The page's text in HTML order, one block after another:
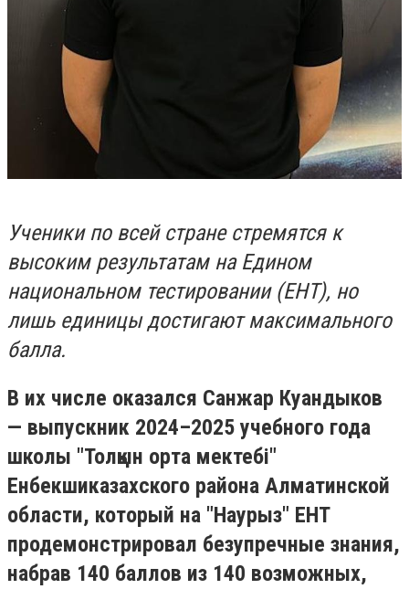
Ученики по всей стране стремятся к
высоким результатам на Едином
национальном тестировании (ЕНТ), но
лишь единицы достигают максимального
балла.
В их числе оказался Санжар Куандыков
— выпускник 2024–2025 учебного года
школы "Толқын орта мектебі"
Енбекшиказахского района Алматинской
области, который на "Наурыз" ЕНТ
продемонстрировал безупречные знания,
набрав 140 баллов из 140 возможных,